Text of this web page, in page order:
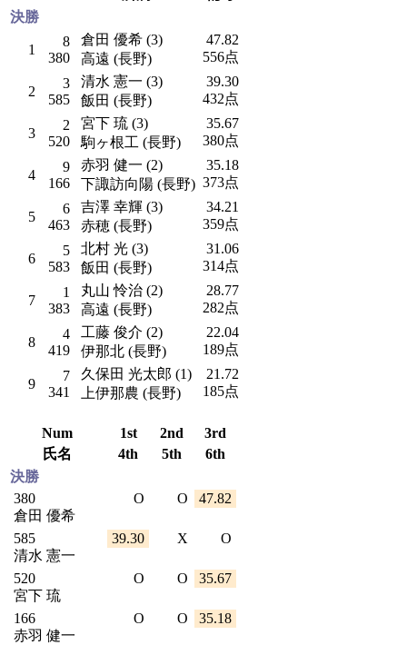
決勝
1
8
380
倉田 優希 (3)
高遠 (長野)
47.82
556点
2
3
585
清水 憲一 (3)
飯田 (長野)
39.30
432点
3
2
520
宮下 琉 (3)
駒ヶ根工 (長野)
35.67
380点
4
9
166
赤羽 健一 (2)
下諏訪向陽 (長野)
35.18
373点
5
6
463
吉澤 幸輝 (3)
赤穂 (長野)
34.21
359点
6
5
583
北村 光 (3)
飯田 (長野)
31.06
314点
7
1
383
丸山 怜治 (2)
高遠 (長野)
28.77
282点
8
4
419
工藤 俊介 (2)
伊那北 (長野)
22.04
189点
9
7
341
久保田 光太郎 (1)
上伊那農 (長野)
21.72
185点
Num 1st 2nd
3rd
氏名
4th 5th
6th
決勝
380
倉田 優希
O O 47.82
585
清水 憲一
39.30 X O
520
宮下 琉
O O 35.67
166
赤羽 健一
O O 35.18